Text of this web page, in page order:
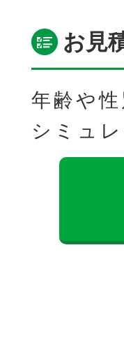
お見
年齢や
シミュ